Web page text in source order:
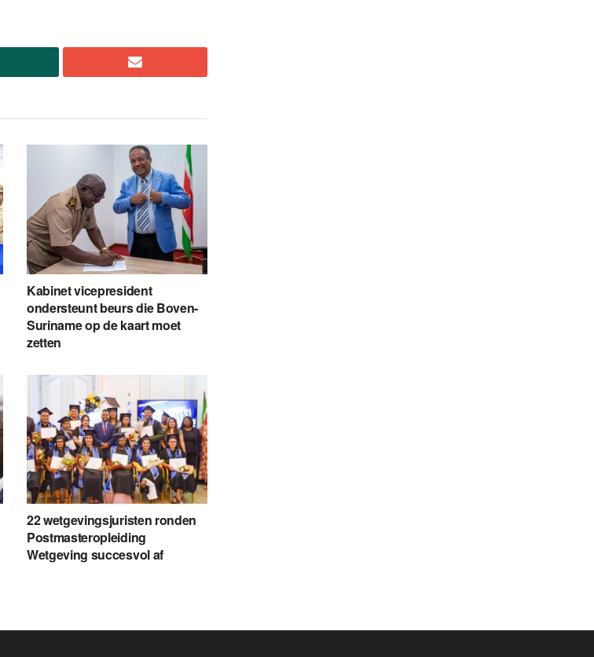
Kabinet vicepresident
ondersteunt beurs die Boven-
Suriname op de kaart moet
zetten
22 wetgevingsjuristen ronden
Postmasteropleiding
Wetgeving succesvol af